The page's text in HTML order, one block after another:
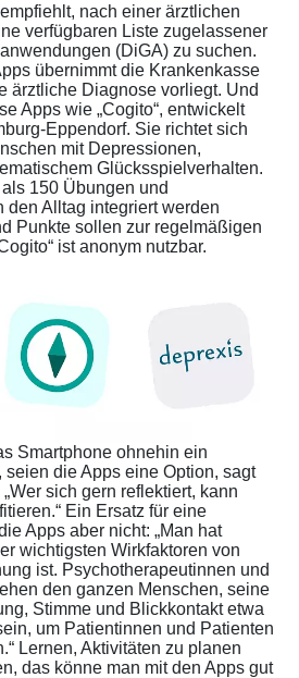
nach einer ärztlichen
verfügbaren Liste zugelassener
(DiGA) zu suchen.
übernimmt die Krankenkasse
ärztliche Diagnose vorliegt. Und
Apps wie „Cogito“, entwickelt
Eppendorf. Sie richtet sich
mit Depressionen,
Glücksspielverhalten.
150 Übungen und
den Alltag integriert werden
Punkte sollen zur regelmäßigen
ist anonym nutzbar.
Smartphone ohnehin ein
die Apps eine Option, sagt
sich gern reflektiert, kann
Ein Ersatz für eine
Apps aber nicht: „Man hat
wichtigsten Wirkfaktoren von
ist. Psychotherapeutinnen und
den ganzen Menschen, seine
Stimme und Blickkontakt etwa
um Patientinnen und Patienten
Lernen, Aktivitäten zu planen
das könne man mit den Apps gut